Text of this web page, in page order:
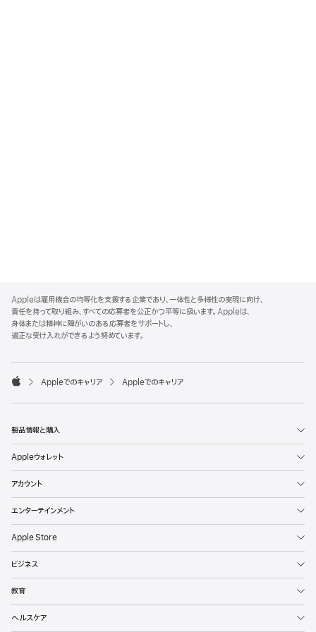
p
p
l
e
o
t
Appleは雇用機会の均等化を支援する企業であり、一体性と多様性の実現に向け、
責任を持って取り組み、すべての応募者を公正かつ平等に扱います。Appleは、
身体または精神に障がいのある応募者をサポートし、
適正な受け入れができるよう努めています。

p
l
Appleでのキャリア Appleでのキャリア
製品情報と購入
Appleウォレット
アカウント
エンターテインメント
Apple Store
ビジネス
教育
ヘルスケア